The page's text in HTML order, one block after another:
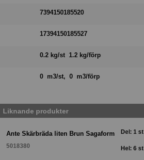
7394150185520
17394150185527
0.2 kg/st 1.2 kg/förp
0 m3/st, 0 m3/förp
Liknande produkter
Ante Skärbräda liten Brun Sagaform
5018380
Del: 1 st
Hel: 6 st